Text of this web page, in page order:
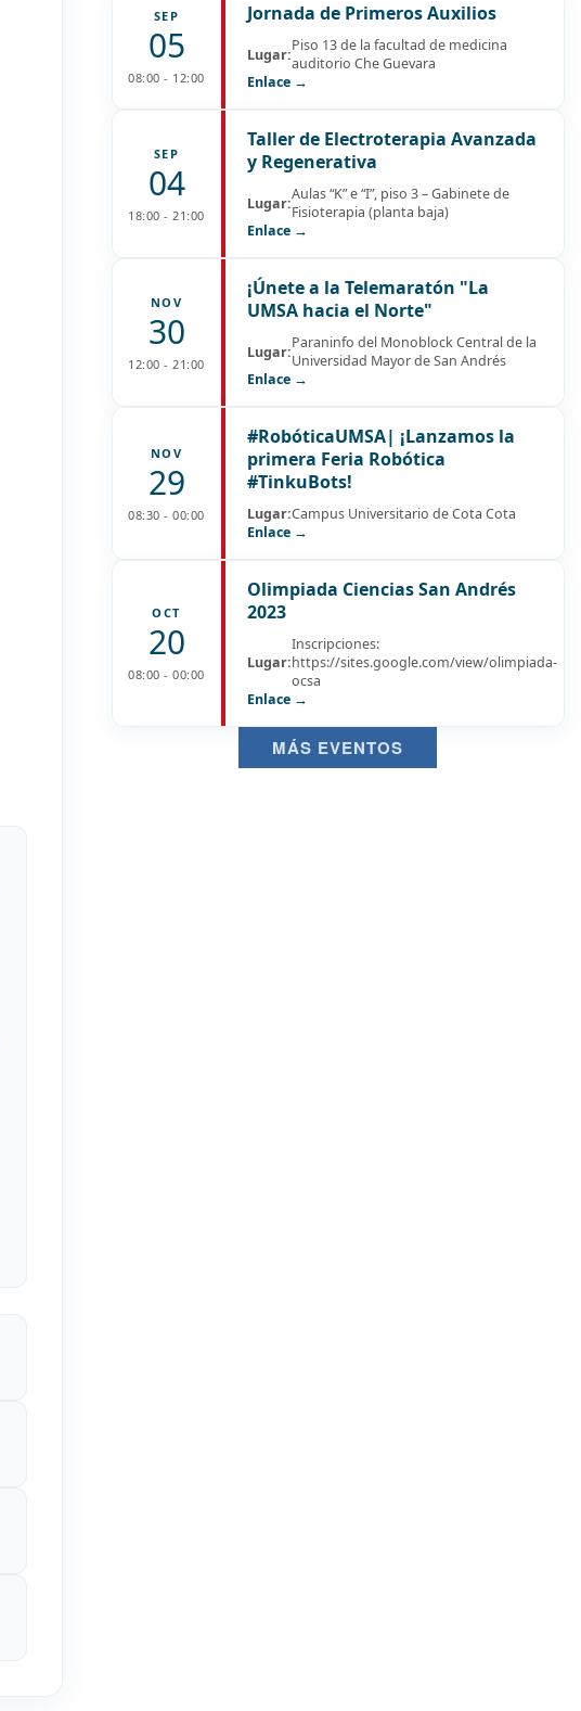
SEP
05
08:00 - 12:00
Jornada de Primeros Auxilios
Lugar:Piso 13 de la facultad de medicina
auditorio Che Guevara
Enlace →
SEP
04
18:00 - 21:00
Taller de Electroterapia Avanzada
y Regenerativa
Lugar:Aulas “K” e “I”, piso 3 – Gabinete de
Fisioterapia (planta baja)
Enlace →
NOV
30
12:00 - 21:00
¡Únete a la Telemaratón "La
UMSA hacia el Norte"
Lugar:Paraninfo del Monoblock Central de la
Universidad Mayor de San Andrés
Enlace →
NOV
29
08:30 - 00:00
#RobóticaUMSA| ¡Lanzamos la
primera Feria Robótica
#TinkuBots!
Lugar:Campus Universitario de Cota Cota
Enlace →
OCT
20
08:00 - 00:00
Olimpiada Ciencias San Andrés
2023
Lugar:
Inscripciones:
https://sites.google.com/view/olimpiada-
ocsa
Enlace →
MÁS EVENTOS